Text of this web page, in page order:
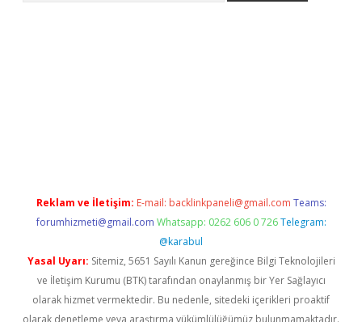
Reklam ve İletişim: E-mail: backlinkpaneli@gmail.com Teams:
forumhizmeti@gmail.com Whatsapp: 0262 606 0 726 Telegram:
@karabul
Yasal Uyarı: Sitemiz, 5651 Sayılı Kanun gereğince Bilgi Teknolojileri
ve İletişim Kurumu (BTK) tarafından onaylanmış bir Yer Sağlayıcı
olarak hizmet vermektedir. Bu nedenle, sitedeki içerikleri proaktif
olarak denetleme veya araştırma yükümlülüğümüz bulunmamaktadır.